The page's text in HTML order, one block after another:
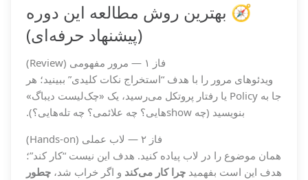
🧭 بهترین روش مطالعه این دوره
(پیشنهاد حرفه‌ای)
فاز ۱ — مرور مفهومی (Review)
ویدئوهای مرور را با هدف “استخراج نکات کلیدی” ببینید؛ هر
جا به Policy یا رفتار پروتکل می‌رسید، یک «چک‌لیست دیباگ»
بنویسید (چه showهایی؟ چه علائمی؟ چه تله‌هایی؟).
فاز ۲ — لاب عملی (Hands-on)
همان موضوع را در لاب پیاده کنید. هدف این نیست “کار کند”؛
هدف این است بفهمیدچرا کار می‌کند و اگر خراب شد،چطور